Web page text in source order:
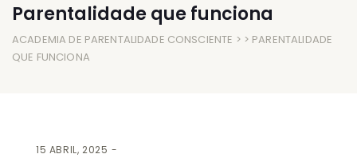
Parentalidade que funciona
ACADEMIA DE PARENTALIDADE CONSCIENTE > > PARENTALIDADE
QUE FUNCIONA
15 ABRIL, 2025